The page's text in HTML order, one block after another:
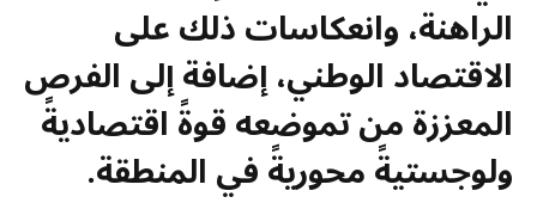
الراهنة، وانعكاسات ذلك على
الاقتصاد الوطني، إضافة إلى الفرص
المعززة من تموضعه قوةً اقتصاديةً
ولوجستيةً محوريةً في المنطقة.